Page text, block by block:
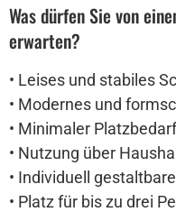
Was dürfen Sie von
erwarten?
• Leises und stabiles
• Modernes und
• Minimaler
• Nutzung über
• Individuell
• Platz für bis zu drei